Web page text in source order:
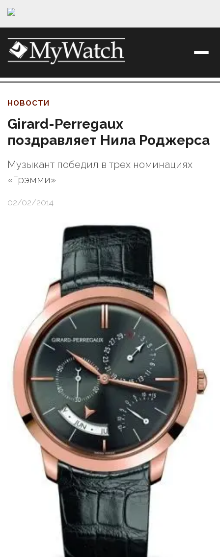
НОВОСТИ
Girard-Perregaux
поздравляет Нила Роджерса
Музыкант победил в трех номинациях
«Грэмми»
02/02/2014